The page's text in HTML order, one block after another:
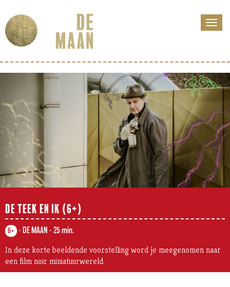
DE TEEK EN IK (6+)
6+ - DE MAAN - 25 min.
In deze korte beeldende voorstelling word je meegenomen naar
een film noir miniatuurwereld.